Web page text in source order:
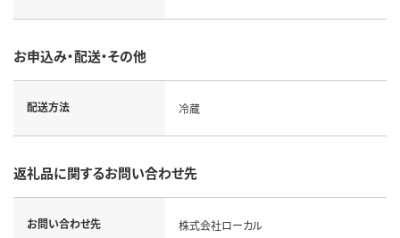
お申込み・配送・その他
配送方法 冷蔵
返礼品に関するお問い合わせ先
お問い合わせ先 株式会社ローカル